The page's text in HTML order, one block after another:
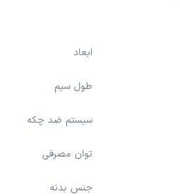
ابعاد
طول سیم
سیستم ضد چکه
توان مصرفی
جنس بدنه